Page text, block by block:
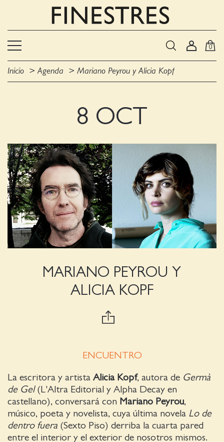
0
Inicio Agenda Mariano Peyrou y Alicia Kopf
8 OCT
MARIANO PEYROU Y
ALICIA KOPF
ENCUENTRO
La escritora y artista Alicia Kopf, autora de Germà
de Gel(L'Altra Editorial y Alpha Decay en
castellano), conversará con Mariano Peyrou,
músico, poeta y novelista, cuya última novela Lo de
dentro fuera (Sexto Piso) derriba la cuarta pared
entre el interior y el exterior de nosotros mismos.